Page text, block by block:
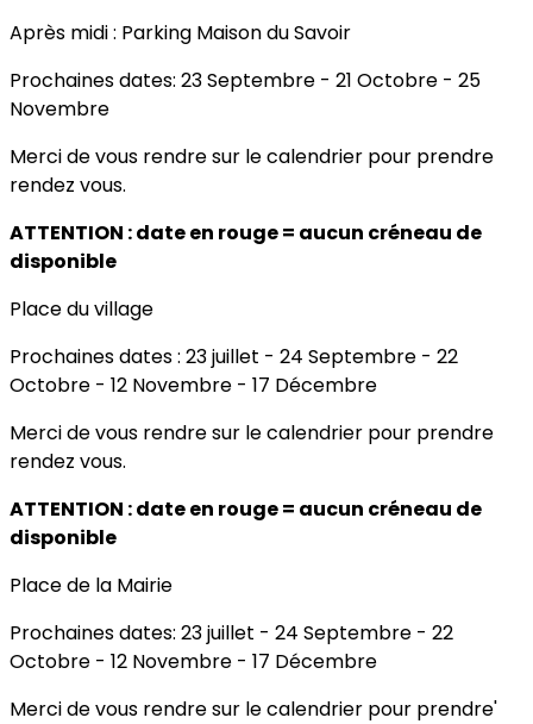
Après midi : Parking Maison du Savoir
Prochaines dates: 23 Septembre - 21 Octobre - 25
Novembre
Merci de vous rendre sur le calendrier pour prendre
rendez vous.
ATTENTION : date en rouge = aucun créneau de
disponible
Place du village
Prochaines dates : 23 juillet - 24 Septembre - 22
Octobre - 12 Novembre - 17 Décembre
Merci de vous rendre sur le calendrier pour prendre
rendez vous.
ATTENTION : date en rouge = aucun créneau de
disponible
Place de la Mairie
Prochaines dates: 23 juillet - 24 Septembre - 22
Octobre - 12 Novembre - 17 Décembre
Merci de vous rendre sur le calendrier pour prendre'